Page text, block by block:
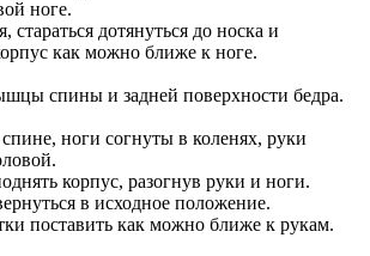
ноге.
стараться дотянуться до носка и
как можно ближе к ноге.
спины и задней поверхности бедра.
ноги согнуты в коленях, руки
корпус, разогнув руки и ноги.
в исходное положение.
поставить как можно ближе к рукам.